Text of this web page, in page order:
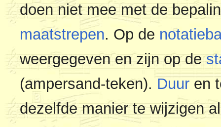
doen niet mee met de
maatstrepen. Op de
weergegeven en zijn op de
(ampersand-teken). Duur en
dezelfde manier te wijzigen